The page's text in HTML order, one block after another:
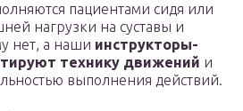
пациентами сидя или
нагрузки на суставы и
нет, а наши инструкторы-
технику движений и
выполнения действий.